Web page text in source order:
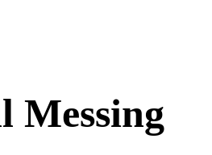
Messing